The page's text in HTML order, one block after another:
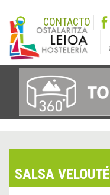
CONTACTO
SALSA